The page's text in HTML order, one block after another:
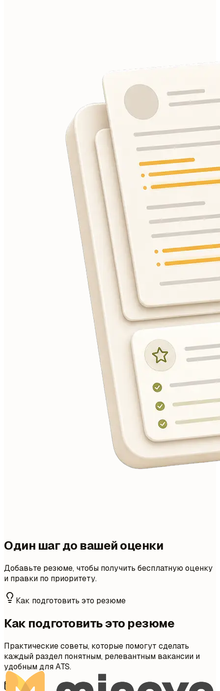
Один шаг до вашей оценки
Добавьте резюме, чтобы получить бесплатную оценку
и правки по приоритету.
Как подготовить это резюме
Как подготовить это резюме
Практические советы, которые помогут сделать
каждый раздел понятным, релевантным вакансии и
удобным для ATS.